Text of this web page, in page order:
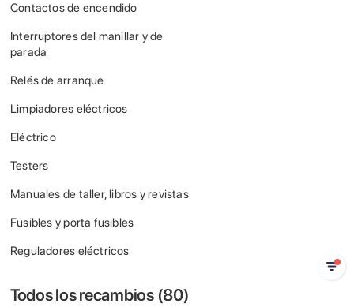
Contactos de encendido
Interruptores del manillar y de
parada
Relés de arranque
Limpiadores eléctricos
Eléctrico
Testers
Manuales de taller, libros y revistas
Fusibles y porta fusibles
Reguladores eléctricos
Todos los recambios (80)